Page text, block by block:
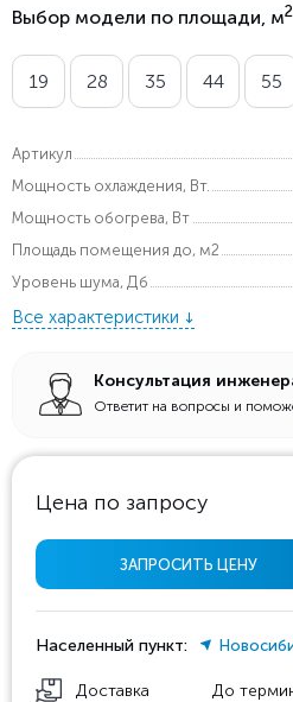
Выбор модели по площади, м2
19 28 35 44 55
Артикул
Мощность охлаждения, Вт.
Мощность обогрева, Вт
Площадь помещения до, м2
Уровень шума, Дб
Все характеристики
Консультация
Ответит на вопросы и
Цена по запросу
ЗАПРОСИТЬ ЦЕНУ
Населенный пункт:
Доставка До